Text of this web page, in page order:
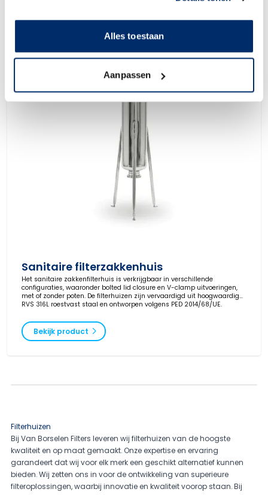
Alles toestaan
Aanpassen
Sanitaire filterzakkenhuis
Het sanitaire zakkenfilterhuis is verkrijgbaar in verschillende
configuraties, waaronder bolted lid closure en V-clamp uitvoeringen,
met of zonder poten. De filterhuizen zijn vervaardigd uit hoogwaardig
RVS 316L roestvast staal en ontworpen volgens PED 2014/68/UE.
Bekijk product
Filterhuizen
Bij Van Borselen Filters leveren wij filterhuizen van de hoogste
kwaliteit en op maat gemaakt. Onze expertise en ervaring
garandeert dat wij voor elk merk een geschikt alternatief kunnen
bieden. Wij zetten ons in voor de ontwikkeling van superieure
filteroplossingen, waarbij innovatie en kwaliteit voorop staan. Bij